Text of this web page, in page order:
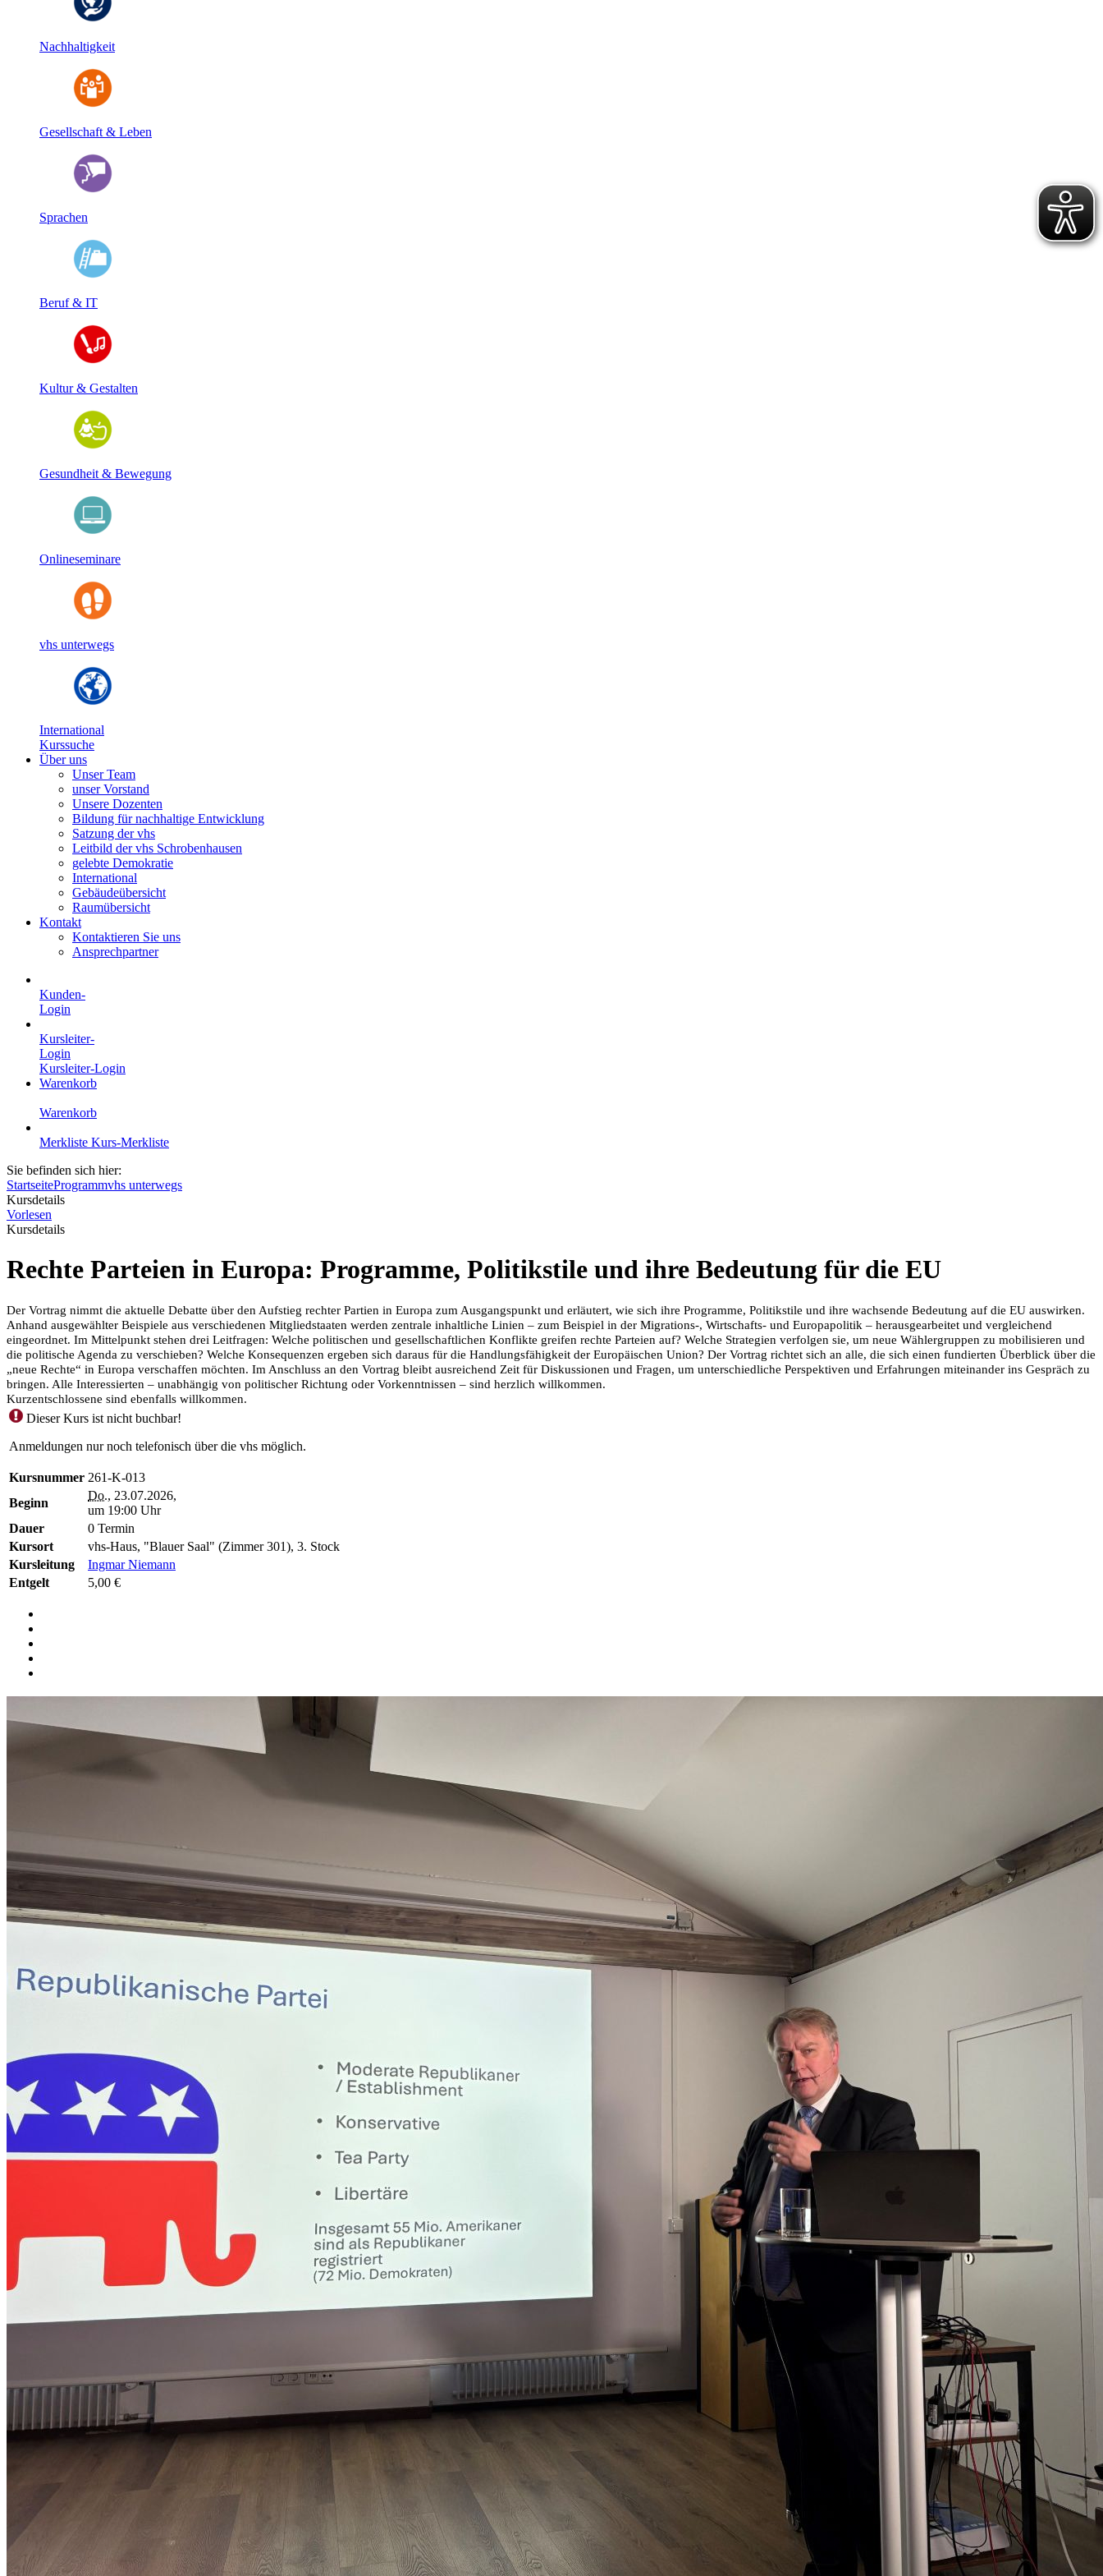
Nachhaltigkeit
Gesellschaft & Leben
Sprachen
Beruf & IT
Kultur & Gestalten
Gesundheit & Bewegung
Onlineseminare
vhs unterwegs
International
Kurssuche
Über uns
Unser Team
unser Vorstand
Unsere Dozenten
Bildung für nachhaltige Entwicklung
Satzung der vhs
Leitbild der vhs Schrobenhausen
gelebte Demokratie
International
Gebäudeübersicht
Raumübersicht
Kontakt
Kontaktieren Sie uns
Ansprechpartner
Kunden-
Login
Kursleiter-
Login
Kursleiter-Login
Warenkorb
Warenkorb
Merkliste Kurs-Merkliste
Sie befinden sich hier:
StartseiteProgrammvhs unterwegs
Kursdetails
Vorlesen
Kursdetails
Rechte Parteien in Europa: Programme, Politikstile und ihre Bedeutung für die EU
Der Vortrag nimmt die aktuelle Debatte über den Aufstieg rechter Partien in Europa zum Ausgangspunkt und erläutert, wie sich ihre Programme, Politikstile und ihre wachsende Bedeutung auf die EU auswirken.
Anhand ausgewählter Beispiele aus verschiedenen Mitgliedstaaten werden zentrale inhaltliche Linien – zum Beispiel in der Migrations-, Wirtschafts- und Europapolitik – herausgearbeitet und vergleichend
eingeordnet. Im Mittelpunkt stehen drei Leitfragen: Welche politischen und gesellschaftlichen Konflikte greifen rechte Parteien auf? Welche Strategien verfolgen sie, um neue Wählergruppen zu mobilisieren und
die politische Agenda zu verschieben? Welche Konsequenzen ergeben sich daraus für die Handlungsfähigkeit der Europäischen Union? Der Vortrag richtet sich an alle, die sich einen fundierten Überblick über die
„neue Rechte“ in Europa verschaffen möchten. Im Anschluss an den Vortrag bleibt ausreichend Zeit für Diskussionen und Fragen, um unterschiedliche Perspektiven und Erfahrungen miteinander ins Gespräch zu
bringen. Alle Interessierten – unabhängig von politischer Richtung oder Vorkenntnissen – sind herzlich willkommen.
Kurzentschlossene sind ebenfalls willkommen.
Dieser Kurs ist nicht buchbar!
Anmeldungen nur noch telefonisch über die vhs möglich.
Kursnummer 261-K-013
Beginn
Do., 23.07.2026,
um 19:00 Uhr
Dauer
0 Termin
Kursort
vhs-Haus, "Blauer Saal" (Zimmer 301), 3. Stock
Kursleitung
Ingmar Niemann
Entgelt
5,00 €